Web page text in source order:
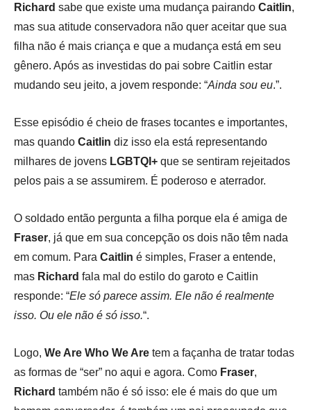
Richard sabe que existe uma mudança pairando Caitlin,
mas sua atitude conservadora não quer aceitar que sua
filha não é mais criança e que a mudança está em seu
gênero. Após as investidas do pai sobre Caitlin estar
mudando seu jeito, a jovem responde: “Ainda sou eu.”.
Esse episódio é cheio de frases tocantes e importantes,
mas quando Caitlin diz isso ela está representando
milhares de jovens LGBTQI+ que se sentiram rejeitados
pelos pais a se assumirem. É poderoso e aterrador.
O soldado então pergunta a filha porque ela é amiga de
Fraser, já que em sua concepção os dois não têm nada
em comum. Para Caitlin é simples, Fraser a entende,
mas Richard fala mal do estilo do garoto e Caitlin
responde: “Ele só parece assim. Ele não é realmente
isso. Ou ele não é só isso.“.
Logo, We Are Who We Are tem a façanha de tratar todas
as formas de “ser” no aqui e agora. Como Fraser,
Richard também não é só isso: ele é mais do que um